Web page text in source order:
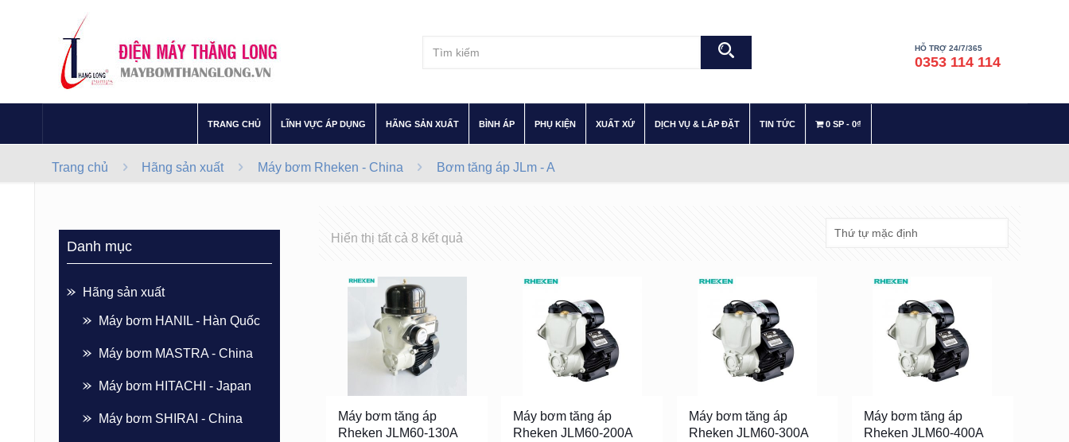
HỖ TRỢ 24/7/365
0353 114 114
TRANG CHỦ LĨNH VỰC ÁP DỤNG HÃNG SẢN XUẤT BÌNH ÁP PHỤ KIỆN XUẤT XỨ– DỊCH VỤ & LẮP ĐẶT TIN TỨC 0 SP 0₫
Trang chủ Hãng sản xuất Máy bơm Rheken - China Bơm tăng áp JLm - A
Hiển thị tất cả 8 kết quả
Máy bơm tăng áp
Rheken JLM60-130A
Máy bơm tăng áp
Rheken JLM60-200A
Máy bơm tăng áp
Rheken JLM60-300A
Máy bơm tăng áp
Rheken JLM60-400A
Danh mục
Hãng sản xuất
Máy bơm HANIL - Hàn Quốc
Máy bơm MASTRA - China
Máy bơm HITACHI - Japan
Máy bơm SHIRAI - China